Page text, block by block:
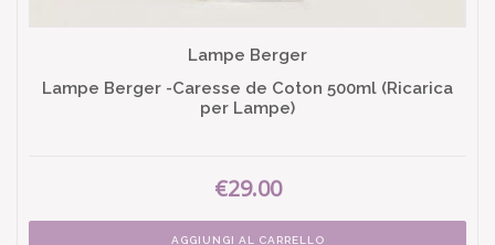
Lampe Berger
Lampe Berger -Caresse de Coton 500ml (Ricarica
per Lampe)
€29.00
AGGIUNGI AL CARRELLO